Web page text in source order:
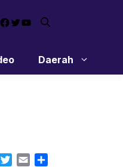
Facebook
Twitter
YouTube
Daerah
Facebook
TwitterEmail